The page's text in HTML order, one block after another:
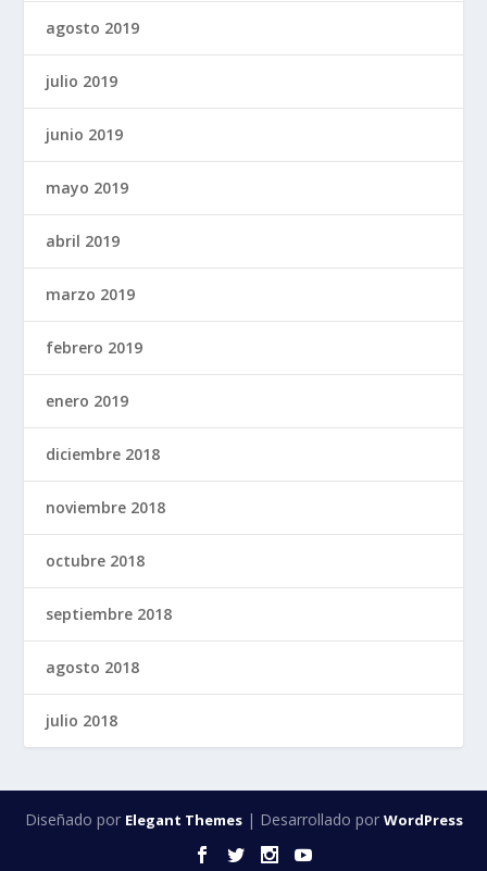
agosto 2019
julio 2019
junio 2019
mayo 2019
abril 2019
marzo 2019
febrero 2019
enero 2019
diciembre 2018
noviembre 2018
octubre 2018
septiembre 2018
agosto 2018
julio 2018
Diseñado por Elegant Themes| Desarrollado por WordPress